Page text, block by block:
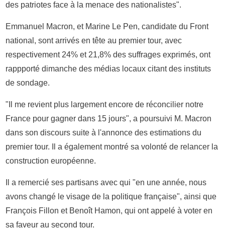
des patriotes face à la menace des nationalistes".
Emmanuel Macron, et Marine Le Pen, candidate du Front
national, sont arrivés en tête au premier tour, avec
respectivement 24% et 21,8% des suffrages exprimés, ont
rappporté dimanche des médias locaux citant des instituts
de sondage.
"Il me revient plus largement encore de réconcilier notre
France pour gagner dans 15 jours", a poursuivi M. Macron
dans son discours suite à l'annonce des estimations du
premier tour. Il a également montré sa volonté de relancer la
construction européenne.
Il a remercié ses partisans avec qui "en une année, nous
avons changé le visage de la politique française", ainsi que
François Fillon et Benoît Hamon, qui ont appelé à voter en
sa faveur au second tour.